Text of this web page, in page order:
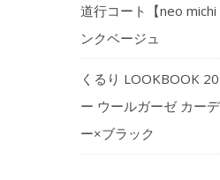
道行コート【neo
ンクベージュ
くるり LOOKBOOK
ー ウールガーゼ カー
ー×ブラック